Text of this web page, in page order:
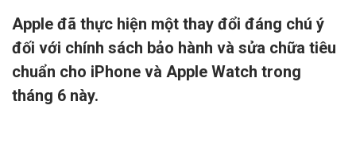
Apple đã thực hiện một thay đổi đáng chú ý
đối với chính sách bảo hành và sửa chữa tiêu
chuẩn cho iPhone và Apple Watch trong
tháng 6 này.